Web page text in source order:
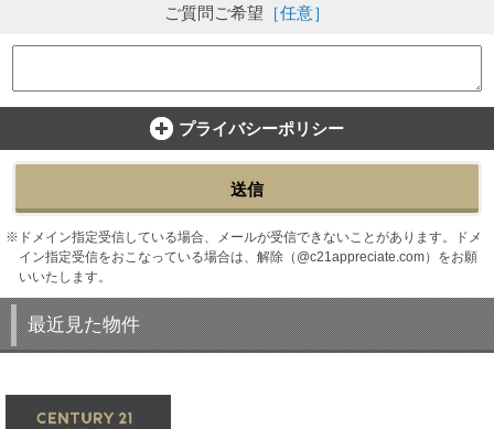
ご質問ご希望 ［任意］
プライバシーポリシー
送信
ドメイン指定受信している場合、メールが受信できないことがあります。ドメ
イン指定受信をおこなっている場合は、解除（@c21appreciate.com）をお願
いいたします。
最近見た物件